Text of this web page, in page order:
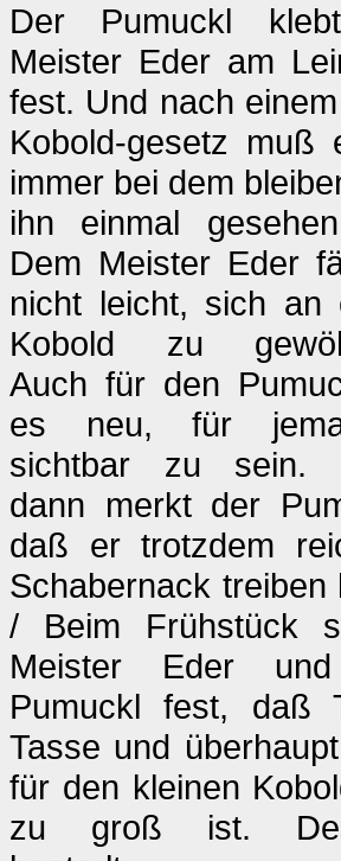
Der Pumuckl
Meister Eder am
fest. Und nach
Kobold-gesetz muß
immer bei dem
ihn einmal
Dem Meister Eder
nicht leicht, sich an
Kobold zu
Auch für den
es neu, für
sichtbar zu sein.
dann merkt der
daß er trotzdem
Schabernack treiben
/ Beim Frühstück
Meister Eder
Pumuckl fest, daß
Tasse und
für den kleinen
zu groß ist.